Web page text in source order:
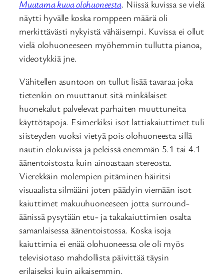
Muutama kuva olohuoneesta. Niissä kuvissa se vielä
näytti hyvälle koska romppeen määrä oli
merkittävästi nykyistä vähäisempi. Kuvissa ei ollut
vielä olohuoneeseen myöhemmin tullutta pianoa,
videotykkiä jne.
Vähitellen asuntoon on tullut lisää tavaraa joka
tietenkin on muuttanut sitä minkälaiset
huonekalut palvelevat parhaiten muuttuneita
käyttötapoja. Esimerkiksi isot lattiakaiuttimet tuli
siisteyden vuoksi vietyä pois olohuoneesta sillä
nautin elokuvissa ja peleissä enemmän 5.1 tai 4.1
äänentoistosta kuin ainoastaan stereosta.
Vierekkäin molempien pitäminen häiritsi
visuaalista silmääni joten päädyin viemään isot
kaiuttimet makuuhuoneeseen jotta surround-
äänissä pysytään etu- ja takakaiuttimien osalta
samanlaisessa äänentoistossa. Koska isoja
kaiuttimia ei enää olohuoneessa ole oli myös
televisiotaso mahdollista päivittää täysin
erilaiseksi kuin aikaisemmin.